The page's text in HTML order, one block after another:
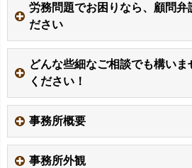
労務問題でお困りなら、顧問弁
ださい
どんな些細なご相談でも構い
ください！
事務所概要
事務所外観